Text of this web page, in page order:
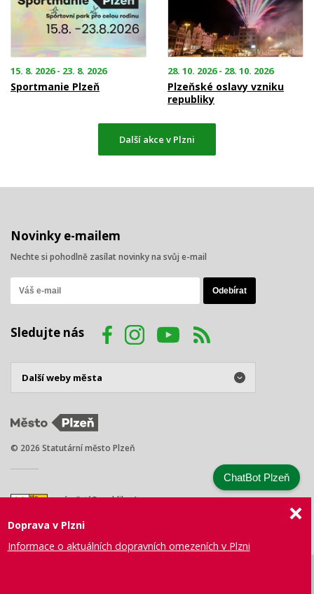
15. 8. 2026 - 23. 8. 2026
Sportmanie Plzeň
28. 10. 2026 - 28. 10. 2026
Plzeňské oslavy vzniku
republiky
Další akce v Plzni
Novinky e-mailem
Nechte si pohodlně zasílat novinky na svůj e-mail
Sledujte nás
© 2026 Statutární město Plzeň
náměstí Republiky 1
Tel.: +420 378 031 111
Doprava v Plzni
Informace o aktuálních dopravních omezeních v Plzni
ChatBot Plzeň